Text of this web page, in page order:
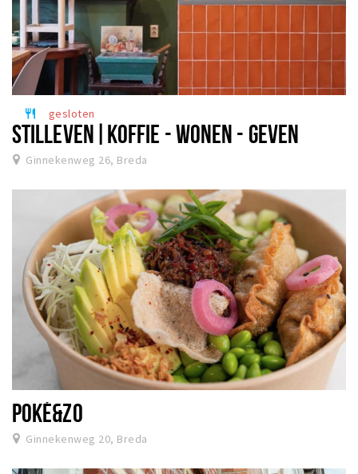
restaurant gesloten
STILLEVEN|KOFFIE - WONEN - GEVEN
Ginnekenweg 26, Breda
POKÉ&ZO
Ginnekenweg 20, Breda